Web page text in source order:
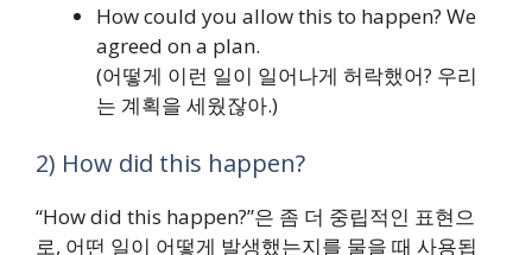
How could you allow this to happen? We
agreed on a plan.
(어떻게 이런 일이 일어나게 허락했어? 우리
는 계획을 세웠잖아.)
2) How did this happen?
“How did this happen?”은 좀 더 중립적인 표현으
로, 어떤 일이 어떻게 발생했는지를 물을 때 사용됩